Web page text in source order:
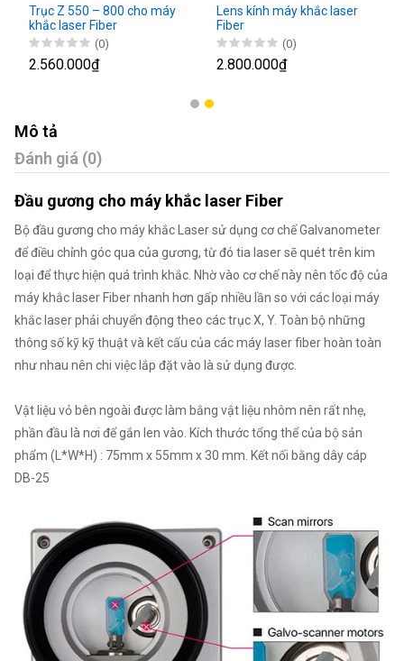
Trục Z 550 – 800 cho máy
khắc laser Fiber
(0)
2.560.000₫
Lens kính máy khắc laser
Fiber
(0)
2.800.000₫
Mô tả
Đánh giá (0)
Đầu gương cho máy khắc laser Fiber
Bộ đầu gương cho máy khắc Laser sử dụng cơ chế Galvanometer
để điều chỉnh góc qua của gương, từ đó tia laser sẽ quét trên kim
loại để thực hiện quá trình khắc. Nhờ vào cơ chế này nên tốc độ của
máy khắc laser Fiber nhanh hơn gấp nhiều lần so với các loại máy
khắc laser phải chuyển động theo các trục X, Y. Toàn bộ những
thông số kỹ kỹ thuật và kết cấu của các máy laser fiber hoàn toàn
như nhau nên chi việc lắp đặt vào là sử dụng được.
Vật liệu vỏ bên ngoài được làm bằng vật liệu nhôm nên rất nhẹ,
phần đầu là nơi để gắn len vào. Kích thước tổng thể của bộ sản
phẩm (L*W*H) : 75mm x 55mm x 30 mm. Kết nối bằng dây cáp
DB-25